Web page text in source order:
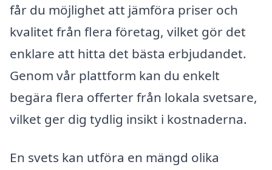
får du möjlighet att jämföra priser och
kvalitet från flera företag, vilket gör det
enklare att hitta det bästa erbjudandet.
Genom vår plattform kan du enkelt
begära flera offerter från lokala svetsare,
vilket ger dig tydlig insikt i kostnaderna.
En svets kan utföra en mängd olika